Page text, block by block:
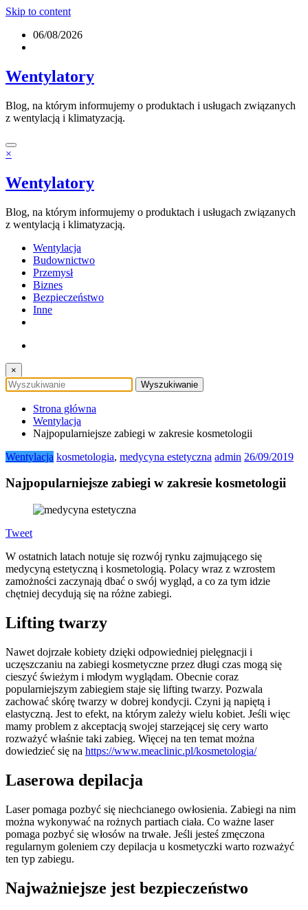
Skip to content
06/08/2026
Wentylatory
Blog, na którym informujemy o produktach i usługach związanych
z wentylacją i klimatyzacją.
×
Wentylatory
Blog, na którym informujemy o produktach i usługach związanych
z wentylacją i klimatyzacją.
Wentylacja
Budownictwo
Przemysł
Biznes
Bezpieczeństwo
Inne
×
Strona główna
Wentylacja
Najpopularniejsze zabiegi w zakresie kosmetologii
Wentylacja kosmetologia, medycyna estetyczna admin 26/09/2019
Najpopularniejsze zabiegi w zakresie kosmetologii
Tweet
W ostatnich latach notuje się rozwój rynku zajmującego się
medycyną estetyczną i kosmetologią. Polacy wraz z wzrostem
zamożności zaczynają dbać o swój wygląd, a co za tym idzie
chętniej decydują się na różne zabiegi.
Lifting twarzy
Nawet dojrzałe kobiety dzięki odpowiedniej pielęgnacji i
uczęszczaniu na zabiegi kosmetyczne przez długi czas mogą się
cieszyć świeżym i młodym wyglądam. Obecnie coraz
popularniejszym zabiegiem staje się lifting twarzy. Pozwala
zachować skórę twarzy w dobrej kondycji. Czyni ją napiętą i
elastyczną. Jest to efekt, na którym zależy wielu kobiet. Jeśli więc
mamy problem z akceptacją swojej starzejącej się cery warto
rozważyć właśnie taki zabieg. Więcej na ten temat można
dowiedzieć się na https://www.meaclinic.pl/kosmetologia/
Laserowa depilacja
Laser pomaga pozbyć się niechcianego owłosienia. Zabiegi na nim
można wykonywać na rożnych partiach ciała. Co ważne laser
pomaga pozbyć się włosów na trwałe. Jeśli jesteś zmęczona
regularnym goleniem czy depilacja u kosmetyczki warto rozważyć
ten typ zabiegu.
Najważniejsze jest bezpieczeństwo